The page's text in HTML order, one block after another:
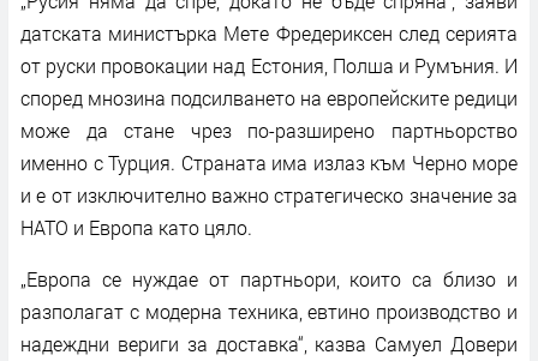
датската министърка Мете Фредериксен след серията
от руски провокации над Естония, Полша и Румъния. И
според мнозина подсилването на европейските редици
може да стане чрез по-разширено партньорство
именно с Турция. Страната има излаз към Черно море
и е от изключително важно стратегическо значение за
НАТО и Европа като цяло.
„Европа се нуждае от партньори, които са близо и
разполагат с модерна техника, евтино производство и
надеждни вериги за доставка“, казва Самуел Довери